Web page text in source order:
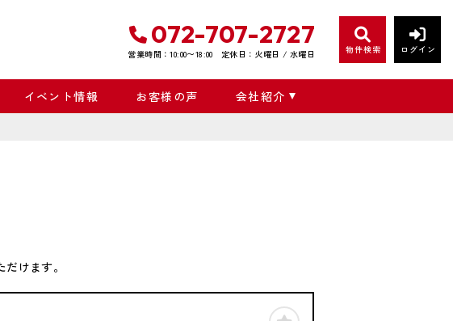
072-707-2727
営業時間：10:00〜18:00 定休日：火曜日 / 水曜日 物件検索 ログイン
イベント情報 お客様の声 会社紹介
けます。